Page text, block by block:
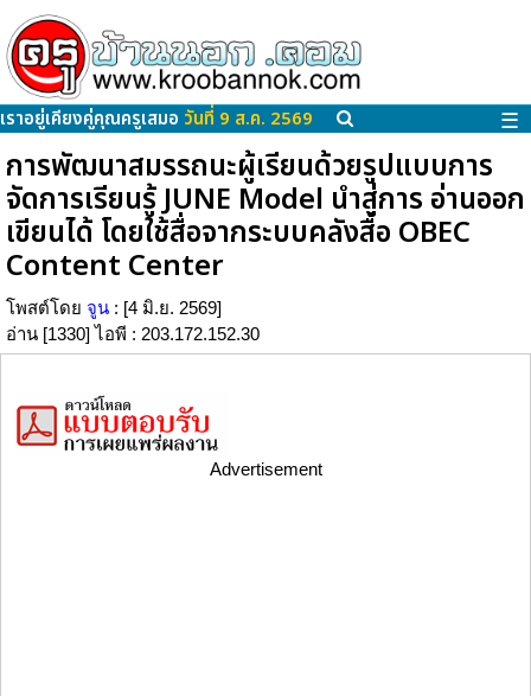
เราอยู่เคียงคู่คุณครูเสมอ วันที่ 9 ส.ค. 2569 ☰
การพัฒนาสมรรถนะผู้เรียนด้วยรูปแบบการ
จัดการเรียนรู้ JUNE Model นำสู่การ อ่านออก
เขียนได้ โดยใช้สื่อจากระบบคลังสื่อ OBEC
Content Center
โพสต์โดย จูน : [4 มิ.ย. 2569]
อ่าน [1330] ไอพี : 203.172.152.30
Advertisement